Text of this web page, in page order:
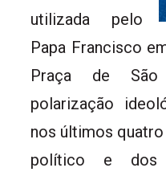
utilizada pelo
Papa Francisco
Praça de
polarização
nos últimos
político e dos